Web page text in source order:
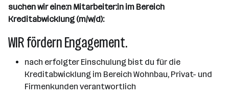
suchen wir eine:n Mitarbeiter:in im Bereich
Kreditabwicklung (m/w/d):
WIR fördern Engagement.
nach erfolgter Einschulung bist du für die
Kreditabwicklung im Bereich Wohnbau, Privat- und
Firmenkunden verantwortlich